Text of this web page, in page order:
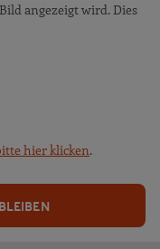
angezeigt wird. Dies
hier klicken.